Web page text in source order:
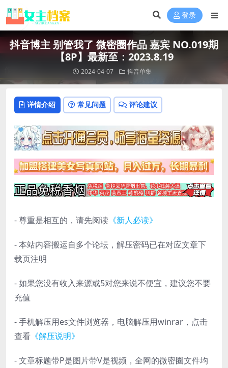
登录
抖音博主 别管我了 微密圈作品 嘉宾 NO.019期
【8P】最新至：2023.8.19
2024-04-07 抖音单集
详情介绍 常见问题 评论建议
- 尊重是相互的，请先阅读 《新人必读》
- 本站内容搬运自多个论坛，解压密码已在对应文章下
载页注明
- 如果您没有收入来源或5对您来说不便宜，建议您不要
充值
- 手机解压用es文件浏览器，电脑解压用winrar，点击
查看 《解压说明》
- 文章标题带P是图片带V是视频，全网的微密圈文件均